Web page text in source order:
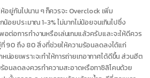
ห้อยู่กันไปนาน ๆ ก็ควรจะ Overclock เพิ่ม
อยประมาณ 1-3% ไม่มากไม่น้อยจนเกินไปซึ่ง
ต่อการทำงานหรือเล่นเกมแล้วครับและจะให้ดีควร
90 ถึง 80 สิ่งที่ช่วยให้ความร้อนลดลงได้แก่
อยเพราะจะทำให้การถ่ายเทอากาศได้ดีขึ้น ส่วนฮีต
ร้อนลดลงควรทำความสะอาดหรือทาซิลิโคนด้วย